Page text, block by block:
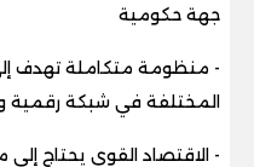
جهة حكومية
- منظومة متكاملة تهدف إلى
المختلفة في شبكة رقمية
- الاقتصاد القوي يحتاج